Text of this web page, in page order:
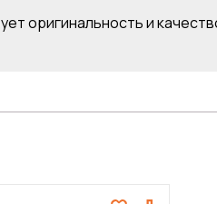
оригинальность и